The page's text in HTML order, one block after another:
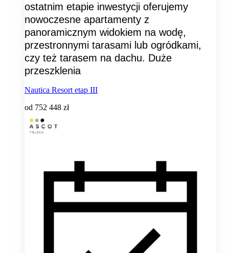
ostatnim etapie inwestycji oferujemy
nowoczesne apartamenty z
panoramicznym widokiem na wodę,
przestronnymi tarasami lub ogródkami,
czy też tarasem na dachu. Duże
przeszklenia
Nautica Resort etap III
od 752 448 zł